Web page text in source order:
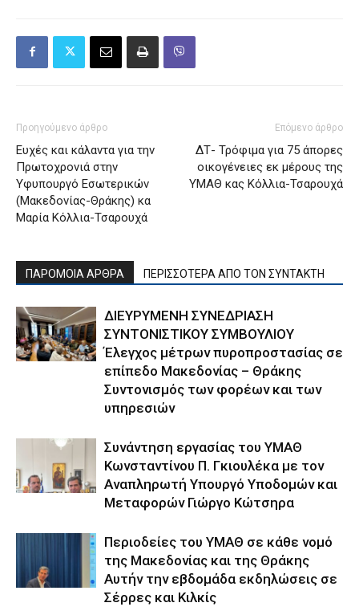
Προηγούμενο άρθρο
Ευχές και κάλαντα για την
Πρωτοχρονιά στην
Υφυπουργό Εσωτερικών
(Μακεδονίας-Θράκης) κα
Μαρία Κόλλια-Τσαρουχά
Επόμενο άρθρο
ΔΤ- Τρόφιμα για 75 άπορες
οικογένειες εκ μέρους της
ΥΜΑΘ κας Κόλλια-Τσαρουχά
ΠΑΡΟΜΟΙΑ ΑΡΘΡΑ ΠΕΡΙΣΣΟΤΕΡΑ ΑΠΟ ΤΟΝ ΣΥΝΤΑΚΤΗ
ΔΙΕΥΡΥΜΕΝΗ ΣΥΝΕΔΡΙΑΣΗ
ΣΥΝΤΟΝΙΣΤΙΚΟΥ ΣΥΜΒΟΥΛΙΟΥ
Έλεγχος μέτρων πυροπροστασίας σε
επίπεδο Μακεδονίας – Θράκης
Συντονισμός των φορέων και των
υπηρεσιών
Συνάντηση εργασίας του ΥΜΑΘ
Κωνσταντίνου Π. Γκιουλέκα με τον
Αναπληρωτή Υπουργό Υποδομών και
Μεταφορών Γιώργο Κώτσηρα
Περιοδείες του ΥΜΑΘ σε κάθε νομό
της Μακεδονίας και της Θράκης
Αυτήν την εβδομάδα εκδηλώσεις σε
Σέρρες και Κιλκίς